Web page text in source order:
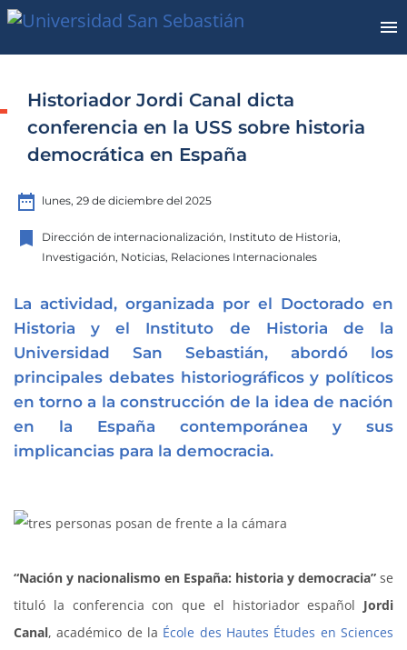
Historiador Jordi Canal dicta
conferencia en la USS sobre historia
democrática en España
date_range lunes, 29 de diciembre del 2025
bookmark
Dirección de internacionalización, Instituto de Historia,
Investigación, Noticias, Relaciones Internacionales
La actividad, organizada por el Doctorado en
Historia y el Instituto de Historia de la
Universidad San Sebastián, abordó los
principales debates historiográficos y políticos
en torno a la construcción de la idea de nación
en la España contemporánea y sus
implicancias para la democracia.
“Nación y nacionalismo en España: historia y democracia” se
tituló la conferencia con que el historiador español Jordi
Canal, académico de la École des Hautes Études en Sciences